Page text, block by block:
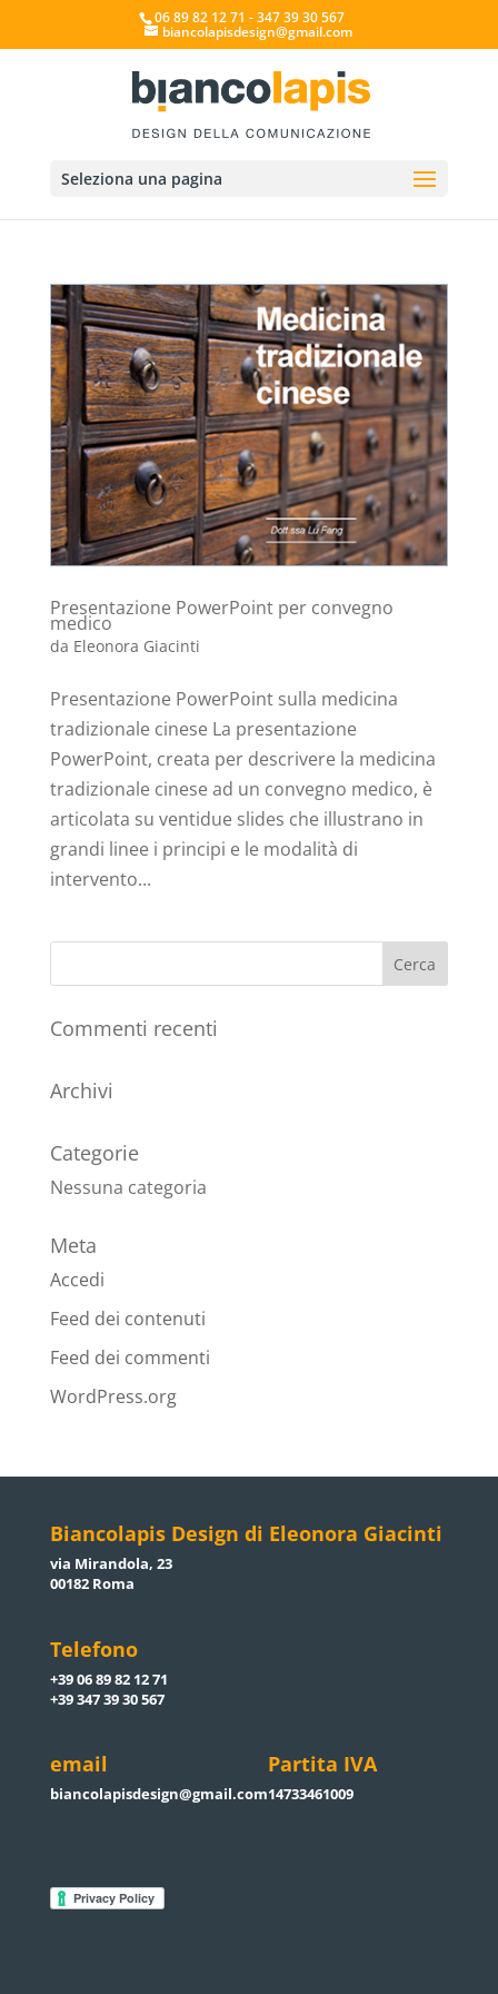
06 89 82 12 71 - 347 39 30 567
biancolapisdesign@gmail.com
Seleziona una pagina
Presentazione PowerPoint per convegno
medico
da Eleonora Giacinti
Presentazione PowerPoint sulla medicina
tradizionale cinese La presentazione
PowerPoint, creata per descrivere la medicina
tradizionale cinese ad un convegno medico, è
articolata su ventidue slides che illustrano in
grandi linee i principi e le modalità di
intervento...
Commenti recenti
Archivi
Categorie
Nessuna categoria
Meta
Accedi
Feed dei contenuti
Feed dei commenti
WordPress.org
Biancolapis Design di Eleonora Giacinti
via Mirandola, 23
00182 Roma
Telefono
+39 06 89 82 12 71
+39 347 39 30 567
email
biancolapisdesign@gmail.com
Partita IVA
14733461009